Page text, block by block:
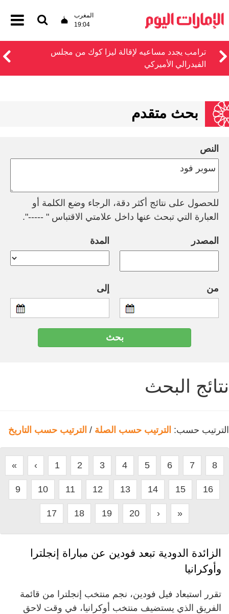
المغرب
19:04
ترامب يجدد مساعيه لإقالة ليزا كوك من مجلس
الفيدرالي الأميركي
بحث متقدم
النص
للحصول على نتائج أكثر دقة، الرجاء وضع الكلمة أو
العبارة التي تبحث عنها داخل علامتي الاقتباس " -----".
المصدر المدة
من إلى
نتائج البحث
الترتيب حسب: الترتيب حسب الصلة / الترتيب حسب التاريخ
« ‹ 1 2 3 4 5 6 7 8
9 10 11 12 13 14 15 16
17 18 19 20 › »
الزائدة الدودية تبعد فودين عن مباراة إنجلترا
وأوكرانيا
تقرر استبعاد فيل فودين، نجم منتخب إنجلترا من قائمة
الفريق الذي يستضيف منتخب أوكرانيا، في وقت لاحق